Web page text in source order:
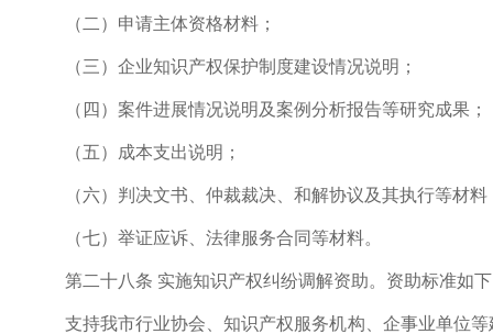
（二）申请主体资格材料；
（三）企业知识产权保护制度建设情况说明；
（四）案件进展情况说明及案例分析报告等研究成果；
（五）成本支出说明；
（六）判决文书、仲裁裁决、和解协议及其执行等材料
（七）举证应诉、法律服务合同等材料。
第二十八条 实施知识产权纠纷调解资助。资助标准如
支持我市行业协会、知识产权服务机构、企事业单位等